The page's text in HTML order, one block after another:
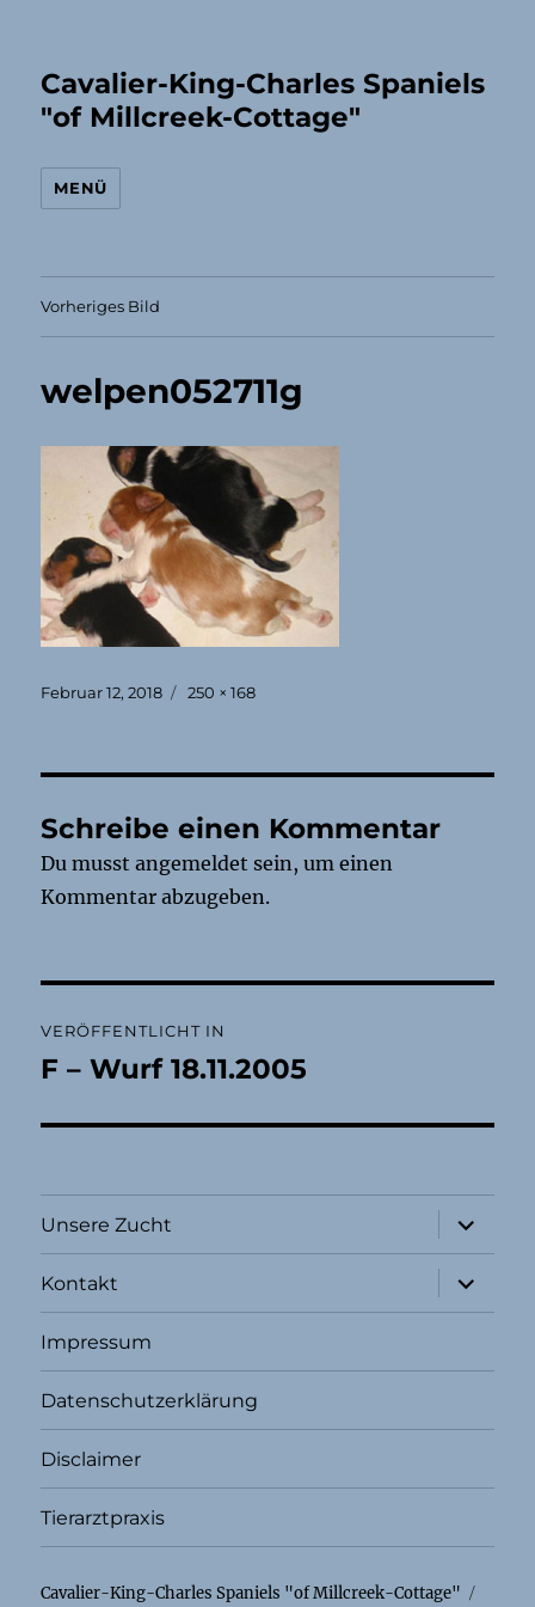
Cavalier-King-Charles Spaniels
"of Millcreek-Cottage"
MENÜ
Vorheriges Bild
welpen052711g
Veröffentlicht
Februar 12, 2018 Originalgröße
250 × 168
Schreibe einen Kommentar
Du musstangemeldet sein, um einen
Kommentar abzugeben.
VERÖFFENTLICHT IN
F – Wurf 18.11.2005
Unsere Zucht
öffnen
Kontakt
öffnen
Impressum
Datenschutzerklärung
Disclaimer
Tierarztpraxis
Cavalier-King-Charles Spaniels "of Millcreek-Cottage"